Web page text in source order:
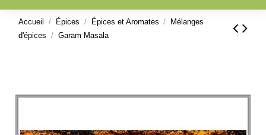
Accueil Épices Épices et Aromates
Mélanges
d'épices
Garam Masala